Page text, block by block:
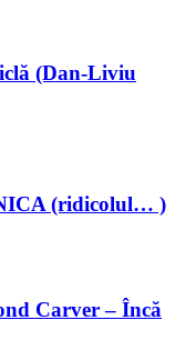
(Dan-Liviu
(ridicolul… )
Carver – Încă